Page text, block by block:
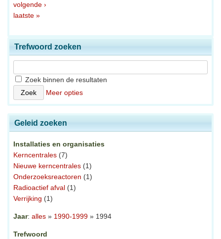
volgende ›
laatste »
Trefwoord zoeken
Zoek binnen de resultaten
Meer opties
Geleid zoeken
Installaties en organisaties
Kerncentrales (7)
Nieuwe kerncentrales (1)
Onderzoeksreactoren (1)
Radioactief afval (1)
Verrijking (1)
Jaar: alles » 1990-1999 » 1994
Trefwoord